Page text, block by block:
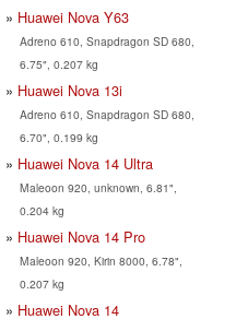
Huawei Nova Y63
Adreno 610, Snapdragon SD 680,
6.75", 0.207 kg
Huawei Nova 13i
Adreno 610, Snapdragon SD 680,
6.70", 0.199 kg
Huawei Nova 14 Ultra
Maleoon 920, unknown, 6.81",
0.204 kg
Huawei Nova 14 Pro
Maleoon 920, Kirin 8000, 6.78",
0.207 kg
Huawei Nova 14